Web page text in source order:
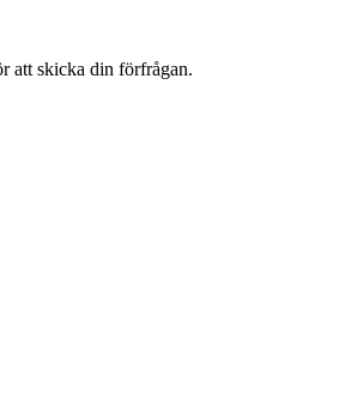
att skicka din förfrågan.